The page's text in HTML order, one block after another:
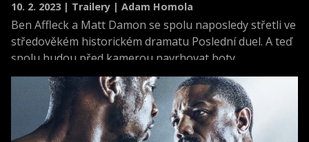
10. 2. 2023 | Trailery | Adam Homola
Ben Affleck a Matt Damon se spolu naposledy střetli ve
středověkém historickém dramatu Poslední duel. A teď
spolu budou před kamerou navrhovat boty.